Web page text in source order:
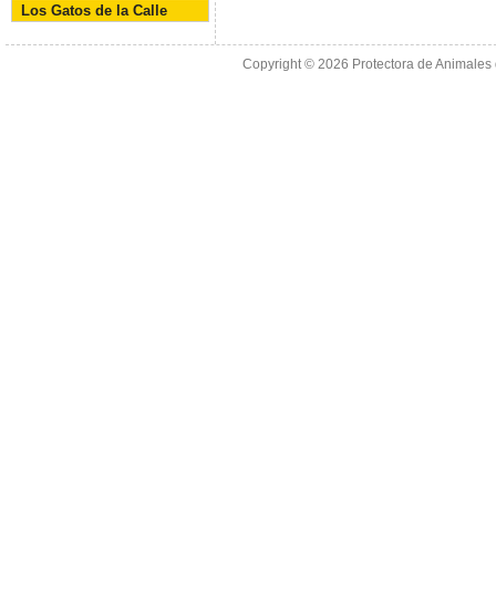
Los Gatos de la Calle
Copyright © 2026 Protectora de Animales